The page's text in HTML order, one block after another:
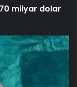
milyar dolar